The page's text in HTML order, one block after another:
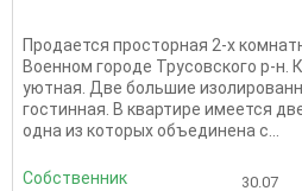
Продается просторная 2-х
Военном городе Трусовского р-н.
уютная. Две большие
гостинная. В квартире имеется
одна из которых объединена с...
Собственник 30.07